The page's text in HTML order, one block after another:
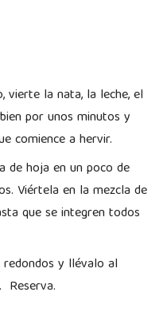
vierte la nata, la leche, el
por unos minutos y
comience a hervir.
de hoja en un poco de
Viértela en la mezcla de
que se integren todos
y llévalo al
Reserva.